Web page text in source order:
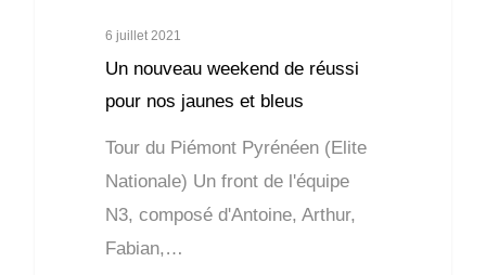
6 juillet 2021
Un nouveau weekend de réussi
pour nos jaunes et bleus
Tour du Piémont Pyrénéen (Elite
Nationale) Un front de l'équipe
N3, composé d'Antoine, Arthur,
Fabian,…